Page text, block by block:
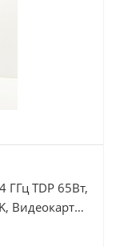
ГГц TDP 65Вт,
Видеокарта